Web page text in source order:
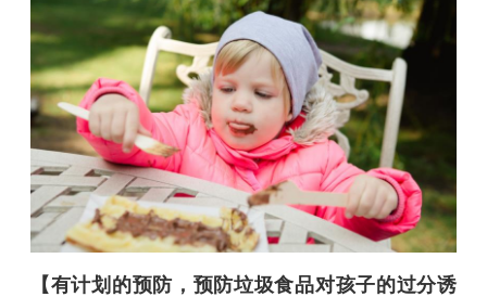
【有计划的预防，预防垃圾食品对孩子的过分诱